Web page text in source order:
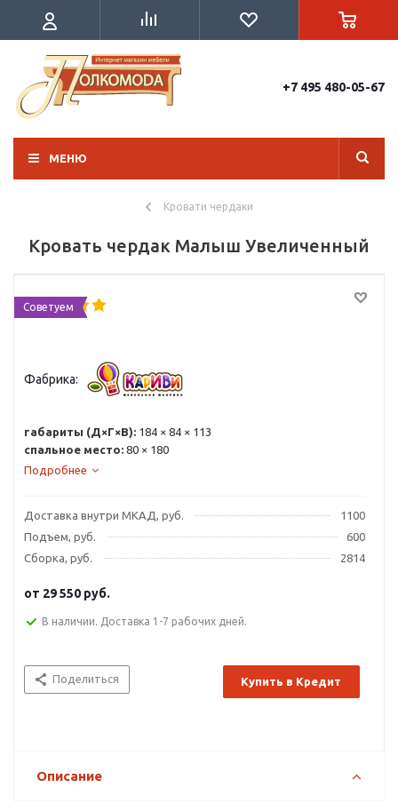
+7 495 480-05-67
МЕНЮ
Кровати чердаки
Кровать чердак Малыш Увеличенный
Советуем
Фабрика:
габариты (Д×Г×В): 184 × 84 × 113
спальное место: 80 × 180
Подробнее
Доставка внутри МКАД, руб.
1100
Подъем, руб.
600
Сборка, руб.
2814
от 29 550 руб.
В наличии. Доставка 1-7 рабочих дней.
Поделиться Купить в Кредит
Описание